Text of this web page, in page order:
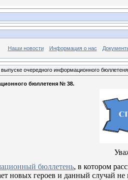
Наши новости Информация о нас
очередного информационного
бюллетеня № 38.
бюллетень, в котором
новых героев и данный случай не